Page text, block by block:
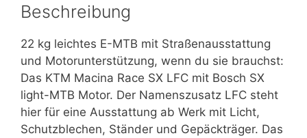
Beschreibung
22 kg leichtes E-MTB mit Straßenausstattung
und Motorunterstützung, wenn du sie brauchst:
Das KTM Macina Race SX LFC mit Bosch SX
light-MTB Motor. Der Namenszusatz LFC steht
hier für eine Ausstattung ab Werk mit Licht,
Schutzblechen, Ständer und Gepäckträger. Das